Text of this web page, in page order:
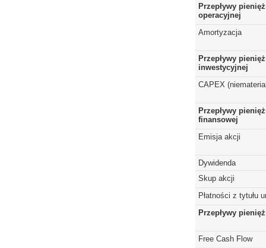
Przepływy
operacyjnej
Amortyzacja
Przepływy
inwestycyjnej
CAPEX
Przepływy
finansowej
Emisja akcji
Dywidenda
Skup akcji
Płatności z tytułu
Przepływy
Free Cash Flow